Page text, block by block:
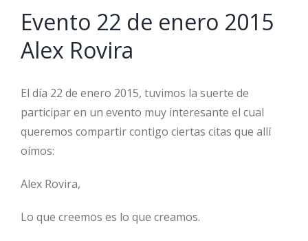
Evento 22 de enero 2015
Alex Rovira
El día 22 de enero 2015, tuvimos la suerte de
participar en un evento muy interesante el cual
queremos compartir contigo ciertas citas que allí
oímos:
Alex Rovira,
Lo que creemos es lo que creamos.